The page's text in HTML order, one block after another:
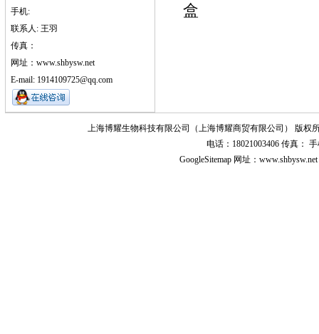
手机:
联系人: 王羽
传真：
网址：www.shbysw.net
E-mail: 1914109725@qq.com
盒
上海博耀生物科技有限公司（上海博耀商贸有限公司） 版权
电话：18021003406 传真：
GoogleSitemap 网址：